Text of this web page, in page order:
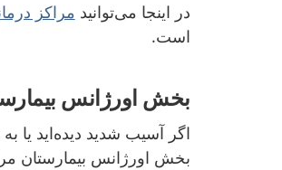
در اینجا می‌توانید مراکز
است.
بخش اورژانس
اگر آسیب شدید دیده‌اید یا
بخش اورژانس بیمارستان